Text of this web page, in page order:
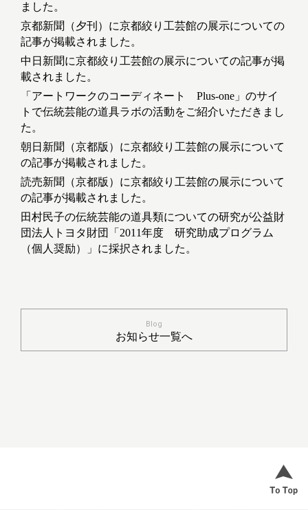
ました。
京都新聞（夕刊）に京都絞り工芸館の展示についての
記事が掲載されました。
中日新聞に京都絞り工芸館の展示についての記事が掲
載されました。
「アートワークのコーディネート Plus-one」のサイ
トで伝統芸能の道具ラボの活動をご紹介いただきまし
た。
朝日新聞（京都版）に京都絞り工芸館の展示について
の記事が掲載されました。
読売新聞（京都版）に京都絞り工芸館の展示について
の記事が掲載されました。
田村民子の伝統芸能の道具類についての研究が公益財
団法人トヨタ財団「2011年度 研究助成プログラム
（個人奨励）」に採択されました。
Blog
お知らせ一覧へ